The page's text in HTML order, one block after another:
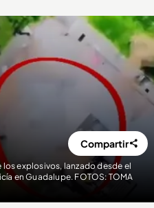
los explosivos, lanzado desde el
en Guadalupe. FOTOS: TOMA
Compartir